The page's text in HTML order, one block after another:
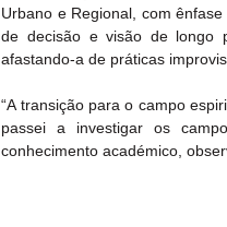
Urbano e Regional, com
de decisão e visão de longo
afastando-a de práticas
“A transição para o campo
passei a investigar os
conhecimento académico,